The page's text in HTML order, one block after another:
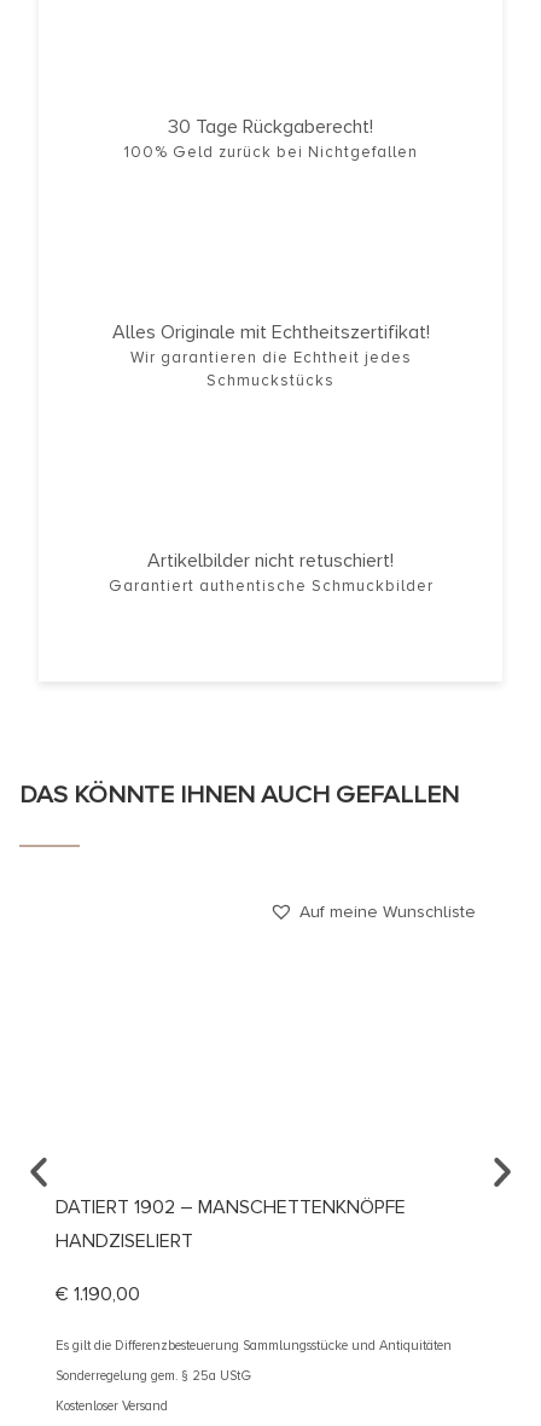
30 Tage Rückgaberecht!
100% Geld zurück bei Nichtgefallen
Alles Originale mit Echtheitszertifikat!
Wir garantieren die Echtheit jedes
Schmuckstücks
Artikelbilder nicht retuschiert!
Garantiert authentische Schmuckbilder
DAS KÖNNTE IHNEN AUCH GEFALLEN
Auf meine Wunschliste
DATIERT 1902 – MANSCHETTENKNÖPFE
HANDZISELIERT
€ 1.190,00
Es gilt die Differenzbesteuerung Sammlungsstücke und Antiquitäten
Sonderregelung gem. § 25a UStG
Kostenloser Versand